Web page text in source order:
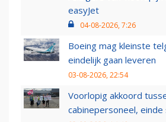
easyJet
04-08-2026, 7:26
Boeing mag kleinste
eindelijk gaan leveren
03-08-2026, 22:54
Voorlopig akkoord
cabinepersoneel, einde